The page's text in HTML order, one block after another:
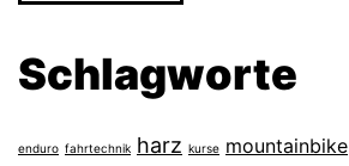
Schlagworte
enduro fahrtechnik harz kurse mountainbike